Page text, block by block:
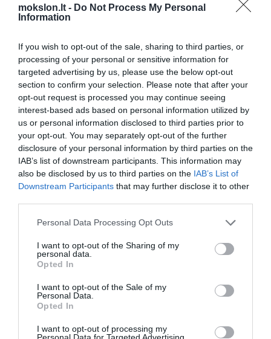
mokslon.lt - Do Not Process My Personal
Information
If you wish to opt-out of the sale, sharing to third parties, or
processing of your personal or sensitive information for
targeted advertising by us, please use the below opt-out
section to confirm your selection. Please note that after your
opt-out request is processed you may continue seeing
interest-based ads based on personal information utilized by
us or personal information disclosed to third parties prior to
your opt-out. You may separately opt-out of the further
disclosure of your personal information by third parties on the
IAB’s list of downstream participants. This information may
also be disclosed by us to third parties on the IAB’s List of
Downstream Participants that may further disclose it to other
Personal Data Processing Opt Outs
I want to opt-out of the Sharing of my
personal data.
Opted In
I want to opt-out of the Sale of my
Personal Data.
Opted In
I want to opt-out of processing my
Personal Data for Targeted Advertising.
Evoliucija riboja mūsų protinių
sugebėjimų vystymąsi?
Jungtinės Valstijos prisijungė prie
„kosmoso elgesio kodekso“
iniciatyvos
Pojūčiai per odą įtakoja mūsų klausą
Nissan tikisi pagaminti 1.5
milijono elektromobilių iki 2016
metų
Koks yra tikrasis atominės
bombos sprogimo garsas?
Kinijoje gimė pirmoji transgeninė
Mokslininkai: kad susikurtų
visata, Dievui įsikišti nereikėjo
Dirbtinė širdis kraujo varinėjimui
naudoja ferofluidą
antarkties nemažėja